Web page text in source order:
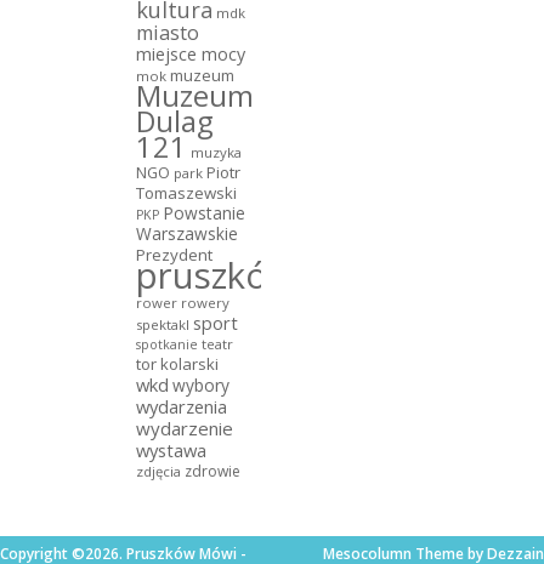
kultura mdk
miasto
miejsce mocy
mok muzeum
Muzeum
Dulag
121 muzyka
NGO park Piotr
Tomaszewski
PKP Powstanie
Warszawskie
Prezydent
pruszków
rower rowery
spektakl sport
spotkanie teatr
tor kolarski
wkd wybory
wydarzenia
wydarzenie
wystawa
zdjęcia zdrowie
Copyright ©2026. Pruszków Mówi - Mesocolumn Theme by Dezzain